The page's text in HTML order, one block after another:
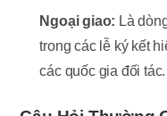
Ngoại giao: Là
trong các lễ ký kết
các quốc gia đối tác.